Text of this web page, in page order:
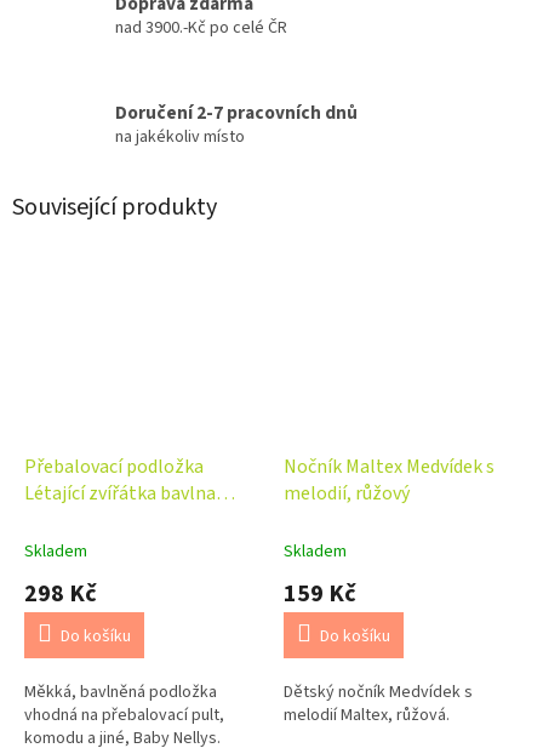
nad 3900.-Kč po celé ČR
Doručení 2-7 pracovních dnů
na jakékoliv místo
Související produkty
Přebalovací podložka
Létající zvířátka bavlna
Skladem
298 Kč
Do košíku
Měkká, bavlněná podložka
vhodná na přebalovací pult,
komodu a jiné, Baby Nellys.
Nočník Maltex Medvídek s
melodií, růžový
Skladem
159 Kč
Do košíku
Dětský nočník Medvídek s
melodií Maltex, růžová.